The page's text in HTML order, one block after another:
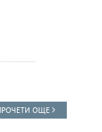
ПРОЧЕТИ ОЩЕ